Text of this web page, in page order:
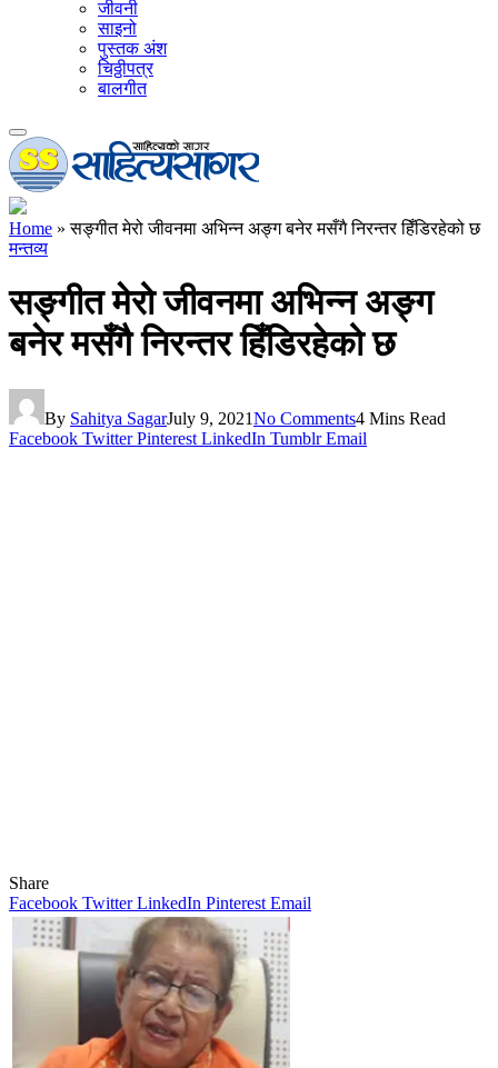
जीवनी
साइनो
पुस्तक अंश
चिठ्ठीपत्र
बालगीत
Home »सङ्गीत मेरो जीवनमा अभिन्न अङ्ग बनेर मसँगै निरन्तर हिँडिरहेको छ
मन्तव्य
सङ्गीत मेरो जीवनमा अभिन्न अङ्ग
बनेर मसँगै निरन्तर हिँडिरहेको छ
By Sahitya SagarJuly 9, 2021No Comments4 Mins Read
Facebook Twitter Pinterest LinkedIn Tumblr Email
Share
Facebook Twitter LinkedIn Pinterest Email